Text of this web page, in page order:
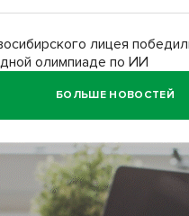
лицея
олимпиаде по ИИ
о.п. Радуга
прокуратура проверит S7
Норильска
БОЛЬШЕ НОВОСТЕЙ